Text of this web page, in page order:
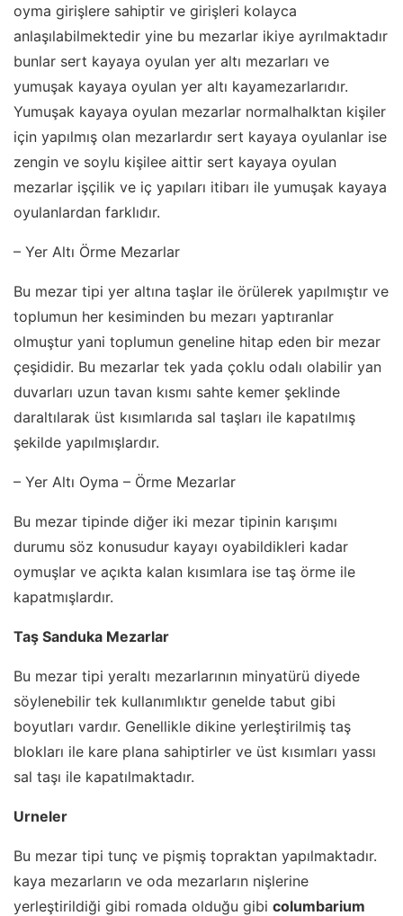
oyma girişlere sahiptir ve girişleri kolayca
anlaşılabilmektedir yine bu mezarlar ikiye ayrılmaktadır
bunlar sert kayaya oyulan yer altı mezarları ve
yumuşak kayaya oyulan yer altı kayamezarlarıdır.
Yumuşak kayaya oyulan mezarlar normalhalktan kişiler
için yapılmış olan mezarlardır sert kayaya oyulanlar ise
zengin ve soylu kişilee aittir sert kayaya oyulan
mezarlar işçilik ve iç yapıları itibarı ile yumuşak kayaya
oyulanlardan farklıdır.
– Yer Altı Örme Mezarlar
Bu mezar tipi yer altına taşlar ile örülerek yapılmıştır ve
toplumun her kesiminden bu mezarı yaptıranlar
olmuştur yani toplumun geneline hitap eden bir mezar
çeşididir. Bu mezarlar tek yada çoklu odalı olabilir yan
duvarları uzun tavan kısmı sahte kemer şeklinde
daraltılarak üst kısımlarıda sal taşları ile kapatılmış
şekilde yapılmışlardır.
– Yer Altı Oyma – Örme Mezarlar
Bu mezar tipinde diğer iki mezar tipinin karışımı
durumu söz konusudur kayayı oyabildikleri kadar
oymuşlar ve açıkta kalan kısımlara ise taş örme ile
kapatmışlardır.
Taş Sanduka Mezarlar
Bu mezar tipi yeraltı mezarlarının minyatürü diyede
söylenebilir tek kullanımlıktır genelde tabut gibi
boyutları vardır. Genellikle dikine yerleştirilmiş taş
blokları ile kare plana sahiptirler ve üst kısımları yassı
sal taşı ile kapatılmaktadır.
Urneler
Bu mezar tipi tunç ve pişmiş topraktan yapılmaktadır.
kaya mezarların ve oda mezarların nişlerine
yerleştirildiği gibi romada olduğu gibi columbarium